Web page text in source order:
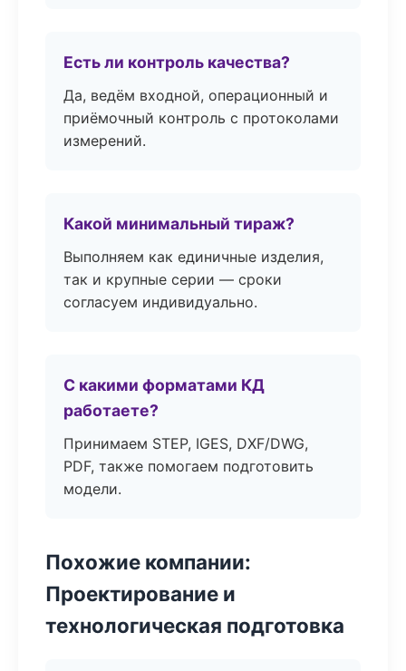
Есть ли контроль качества?
Да, ведём входной, операционный и
приёмочный контроль с протоколами
измерений.
Какой минимальный тираж?
Выполняем как единичные изделия,
так и крупные серии — сроки
согласуем индивидуально.
С какими форматами КД
работаете?
Принимаем STEP, IGES, DXF/DWG,
PDF, также помогаем подготовить
модели.
Похожие компании:
Проектирование и
технологическая подготовка